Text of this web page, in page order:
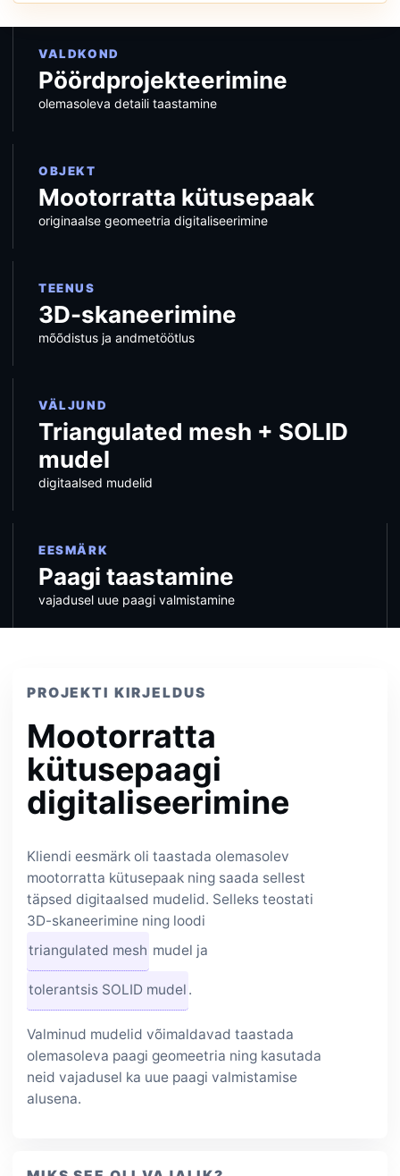
VALDKOND
Pöördprojekteerimine
olemasoleva detaili taastamine
OBJEKT
Mootorratta kütusepaak
originaalse geomeetria digitaliseerimine
TEENUS
3D-skaneerimine
mõõdistus ja andmetöötlus
VÄLJUND
Triangulated mesh + SOLID
mudel
digitaalsed mudelid
EESMÄRK
Paagi taastamine
vajadusel uue paagi valmistamine
PROJEKTI KIRJELDUS
Mootorratta
kütusepaagi
digitaliseerimine
Kliendi eesmärk oli taastada olemasolev
mootorratta kütusepaak ning saada sellest
täpsed digitaalsed mudelid. Selleks teostati
3D-skaneerimine ning loodi
triangulated mesh mudel ja
tolerantsis SOLID mudel .
Valminud mudelid võimaldavad taastada
olemasoleva paagi geomeetria ning kasutada
neid vajadusel ka uue paagi valmistamise
alusena.